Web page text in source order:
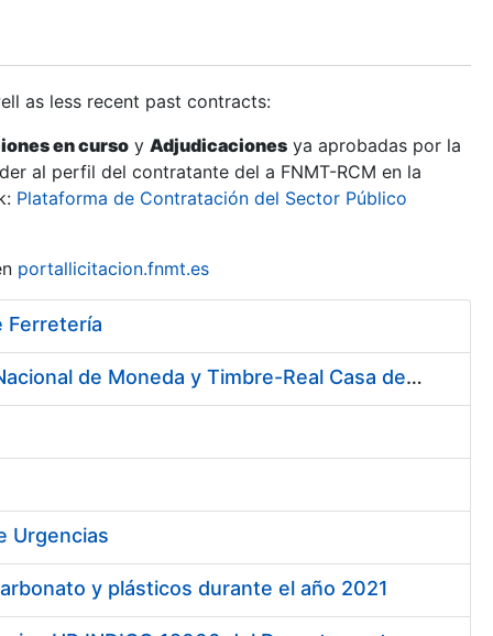
as less recent past contracts:
en curso y Adjudicaciones ya aprobadas por la
al perfil del contratante del a FNMT-RCM en la
Plataforma de Contratación del Sector Público
portallicitacion.fnmt.es
Ferretería
Servicio de Cafetería y Comedor en la sede central de la Fábrica Nacional de Moneda y Timbre-Real Casa de la Moneda en Madrid
Urgencias
y plásticos durante el año 2021